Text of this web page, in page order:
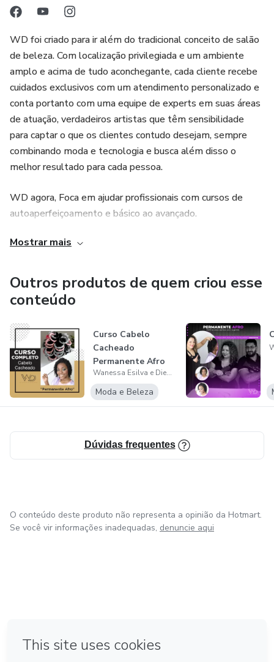
WD foi criado para ir além do tradicional conceito de salão
de beleza. Com localização privilegiada e um ambiente
amplo e acima de tudo aconchegante, cada cliente recebe
cuidados exclusivos com um atendimento personalizado e
conta portanto com uma equipe de experts em suas áreas
de atuação, verdadeiros artistas que têm sensibilidade
para captar o que os clientes contudo desejam, sempre
combinando moda e tecnologia e busca além disso o
melhor resultado para cada pessoa.
WD agora, Foca em ajudar profissionais com cursos de
autoaperfeiçoamento e básico ao avançado.
Mostrar mais
Outros produtos de quem criou esse
conteúdo
Curso Cabelo
Cacheado
Permanente Afro
Wanessa Esilva e Diego Cantalupe
Moda e Beleza
Dúvidas frequentes
O conteúdo deste produto não representa a opinião da Hotmart.
Se você vir informações inadequadas, denuncie aqui
Feito com ❤ em Bogotá